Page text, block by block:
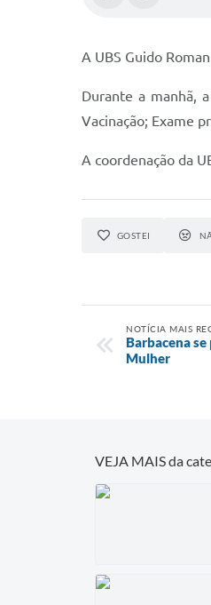
A UBS Guido
Durante a manhã,
Vacinação; Exame
A coordenação da
GOSTEI
NOTÍCIA MAIS
Barbacena
Mulher
VEJA MAIS da